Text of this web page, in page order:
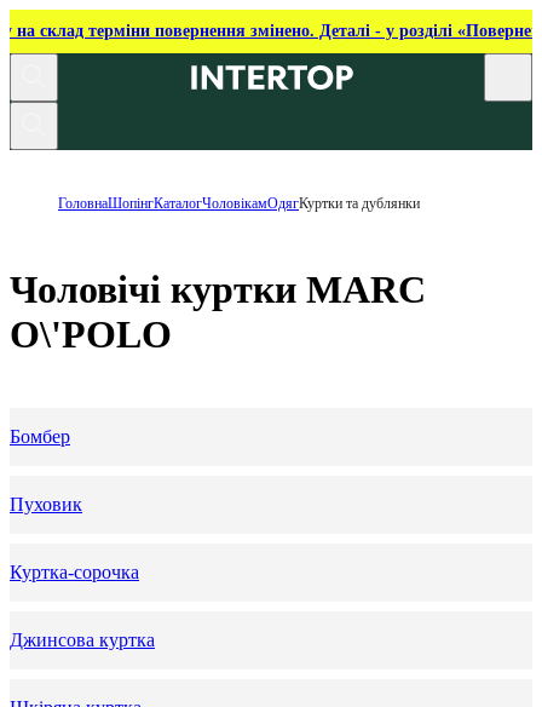
на склад терміни повернення змінено. Деталі - у розділі
ГоловнаШопінгКаталогЧоловікамОдягКуртки та дублянки
Чоловічі куртки MARC
O\'POLO
Бомбер
Пуховик
Куртка-сорочка
Джинсова куртка